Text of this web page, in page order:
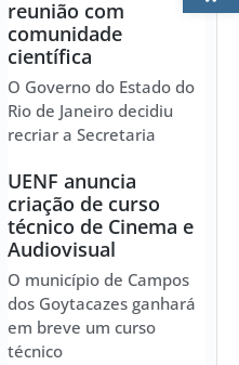
reunião com
comunidade
científica
O Governo do Estado do
Rio de Janeiro decidiu
recriar a Secretaria
UENF anuncia
criação de curso
técnico de Cinema e
Audiovisual
O município de Campos
dos Goytacazes ganhará
em breve um curso
técnico